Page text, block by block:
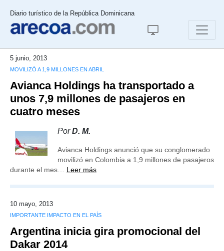
Diario turístico de la República Dominicana
5 junio, 2013
MOVILIZÓ A 1,9 MILLONES EN ABRIL
Avianca Holdings ha transportado a
unos 7,9 millones de pasajeros en
cuatro meses
PorD. M.
Avianca Holdings anunció que su conglomerado
movilizó en Colombia a 1,9 millones de pasajeros
durante el mes… Leer más
10 mayo, 2013
IMPORTANTE IMPACTO EN EL PAÍS
Argentina inicia gira promocional del
Dakar 2014